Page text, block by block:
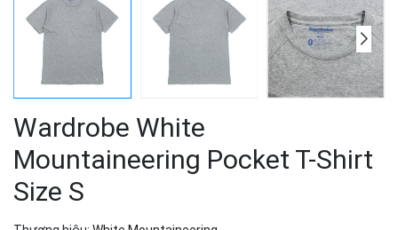
Wardrobe White
Mountaineering Pocket T-Shirt
Size S